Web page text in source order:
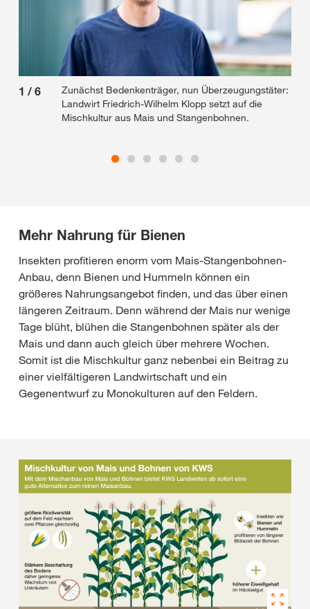
1 / 6
Zunächst Bedenkenträger, nun Überzeugungstäter:
Landwirt Friedrich-Wilhelm Klopp setzt auf die
Mischkultur aus Mais und Stangenbohnen.
Mehr Nahrung für Bienen
Insekten profitieren enorm vom Mais-Stangenbohnen-
Anbau, denn Bienen und Hummeln können ein
größeres Nahrungsangebot finden, und das über einen
längeren Zeitraum. Denn während der Mais nur wenige
Tage blüht, blühen die Stangenbohnen später als der
Mais und dann auch gleich über mehrere Wochen.
Somit ist die Mischkultur ganz nebenbei ein Beitrag zu
einer vielfältigeren Landwirtschaft und ein
Gegenentwurf zu Monokulturen auf den Feldern.